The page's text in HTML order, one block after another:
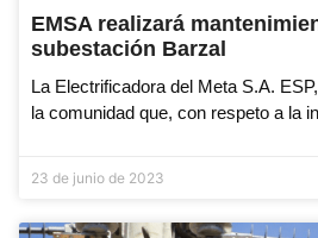
EMSA realizará
subestación Barzal
La Electrificadora del Meta S.A.
la comunidad que, con respeto a la
23 de junio de 2023